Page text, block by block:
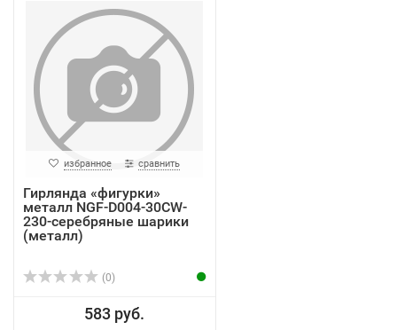
избранное сравнить
Гирлянда «фигурки»
металл NGF-D004-30CW-
230-серебряные шарики
(металл)
(0)
583 руб.